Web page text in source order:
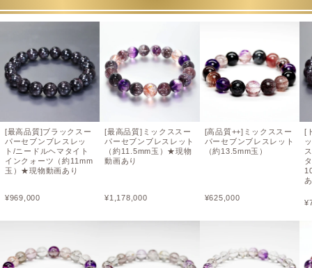
[最高品質]ブラックスー
パーセブンブレスレッ
ト/ニードルヘマタイト
インクォーツ（約11mm
玉）★現物動画あり
¥969,000
[最高品質]ミックススー
パーセブンブレスレット
（約11.5mm玉）★現物
動画あり
¥1,178,000
[高品質++]ミックススー
パーセブンブレスレット
（約13.5mm玉）
¥625,000
[
¥